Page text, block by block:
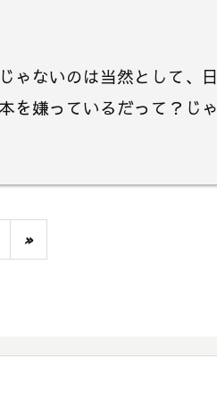
ゃないのは当然として、日
を嫌っているだって？じゃ
»